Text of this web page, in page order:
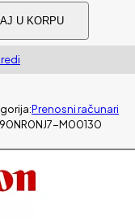
U KORPU
Prenosni računari
90NR0NJ7-M00130